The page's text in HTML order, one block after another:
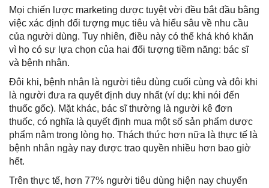
Mọi chiến lược marketing dược tuyệt vời đều bắt đầu bằng
việc xác định đối tượng mục tiêu và hiểu sâu về nhu cầu
của người dùng. Tuy nhiên, điều này có thể khá khó khăn
vì họ có sự lựa chọn của hai đối tượng tiềm năng: bác sĩ
và bệnh nhân.
Đôi khi, bệnh nhân là người tiêu dùng cuối cùng và đôi khi
là người đưa ra quyết định duy nhất (ví dụ: khi nói đến
thuốc gốc). Mặt khác, bác sĩ thường là người kê đơn
thuốc, có nghĩa là quyết định mua một số sản phẩm dược
phẩm nằm trong lòng họ. Thách thức hơn nữa là thực tế là
bệnh nhân ngày nay được trao quyền nhiều hơn bao giờ
hết.
Trên thực tế, hơn 77% người tiêu dùng hiện nay chuyển